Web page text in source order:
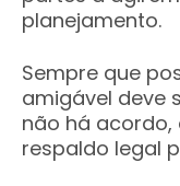
planejamento.
Sempre que
amigável deve
não há
respaldo legal